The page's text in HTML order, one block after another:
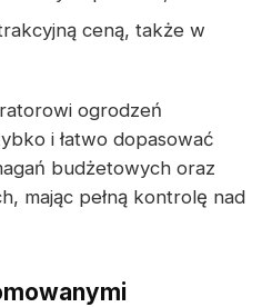
ceną, także w
ogrodzeń
i łatwo dopasować
budżetowych oraz
mając pełną kontrolę nad